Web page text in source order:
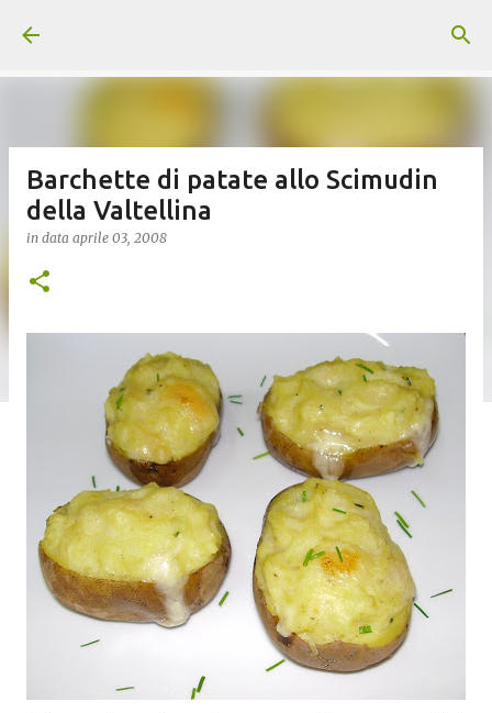
Barchette di patate allo Scimudin
della Valtellina
in data aprile 03, 2008